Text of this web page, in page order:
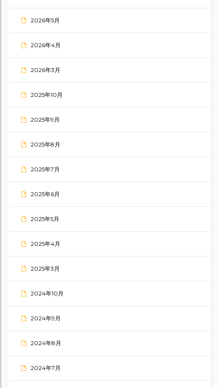
2026年5月
2026年4月
2026年3月
2025年10月
2025年9月
2025年8月
2025年7月
2025年6月
2025年5月
2025年4月
2025年3月
2024年10月
2024年9月
2024年8月
2024年7月